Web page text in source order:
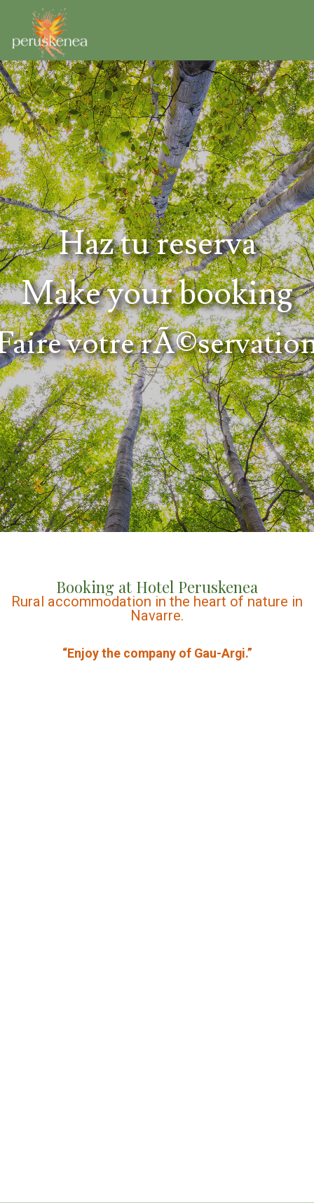
Make your booking
votre
Haz tu reserva
Booking at Hotel Peruskenea
Rural accommodation in the heart of nature in
Navarre.
“Enjoy the company of Gau-Argi.”